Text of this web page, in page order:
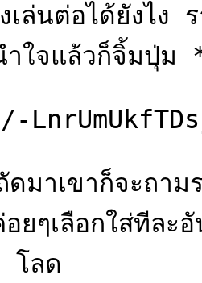
เล่นต่อได้ยังไง
ำใจแล้วก็จิ้มปุ่
มาเขาก็จะถา
ยๆเลือกใส่ทีละ
ลด